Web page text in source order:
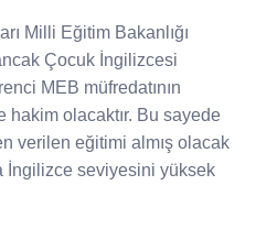
Milli Eğitim Bakanlığı
Çocuk İngilizcesi
MEB müfredatının
hakim olacaktır. Bu sayede
verilen eğitimi almış olacak
İngilizce seviyesini yüksek